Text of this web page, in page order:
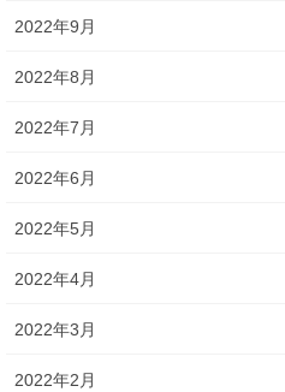
2022年9月
2022年8月
2022年7月
2022年6月
2022年5月
2022年4月
2022年3月
2022年2月